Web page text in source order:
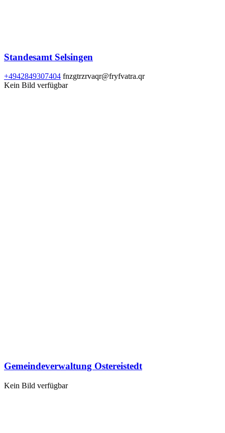
Standesamt Selsingen
+4942849307404 fnzgtrzrvaqr@fryfvatra.qr
Kein Bild verfügbar
Gemeindeverwaltung Ostereistedt
Kein Bild verfügbar